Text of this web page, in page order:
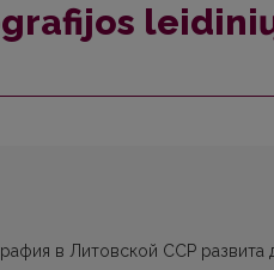
в Литовской ССР